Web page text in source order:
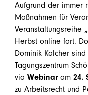
Aufgrund der immer
Maßnahmen für
Veranstaltungsreihe
Herbst online fort.
Dominik Kalcher
Tagungszentrum
via Webinaram 24.
zu Arbeitsrecht und